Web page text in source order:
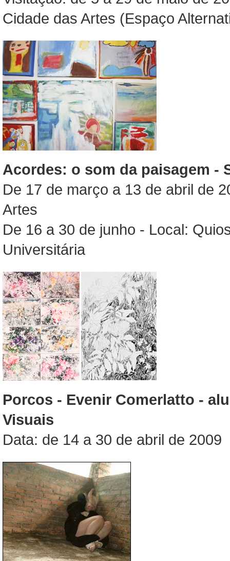
Cidade das Artes (Espaço
Acordes: o som da paisagem -
De 17 de março a 13 de abril de
Artes
De 16 a 30 de junho - Local:
Universitária
Porcos - Evenir Comerlatto -
Visuais
Data: de 14 a 30 de abril de 2009